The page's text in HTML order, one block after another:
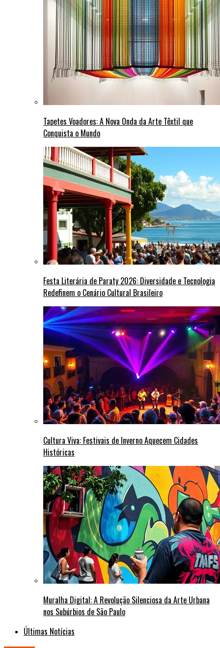
Tapetes Voadores: A Nova Onda da Arte Têxtil que
Conquista o Mundo
Festa Literária de Paraty 2026: Diversidade e Tecnologia
Redefinem o Cenário Cultural Brasileiro
Cultura Viva: Festivais de Inverno Aquecem Cidades
Históricas
Muralha Digital: A Revolução Silenciosa da Arte Urbana
nos Subúrbios de São Paulo
Últimas Notícias